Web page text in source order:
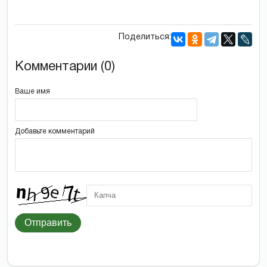
Поделиться:
Комментарии (0)
Ваше имя
Добавьте комментарий
Отправить